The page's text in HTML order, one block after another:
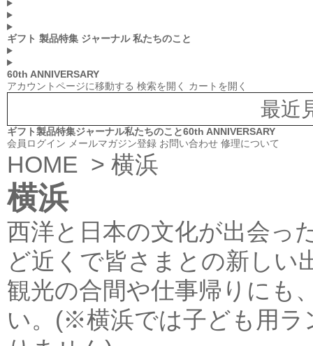
ギフト 製品特集 ジャーナル 私たちのこと
60th ANNIVERSARY
アカウントページに移動する 検索を開く カートを開く
最近
ギフト製品特集ジャーナル私たちのこと60th ANNIVERSARY
会員ログイン メールマガジン登録 お問い合わせ 修理について
HOME > 横浜
横浜
西洋と日本の文化が出会っ
ど近くで皆さまとの新しい
観光の合間や仕事帰りにも
い。(※横浜では子ども用ラ